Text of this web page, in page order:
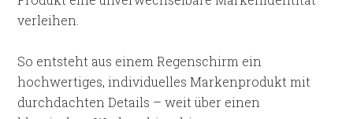
verleihen.
So entsteht aus einem Regenschirm ein
hochwertiges, individuelles Markenprodukt mit
durchdachten Details – weit über einen